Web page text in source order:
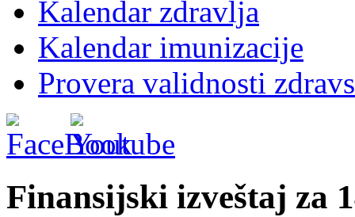
Kalendar zdravlja
Kalendar imunizacije
Provera validnosti
Finansijski izveštaj za